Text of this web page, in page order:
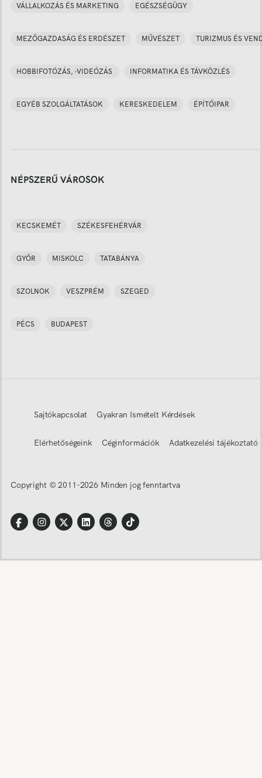
VÁLLALKOZÁS ÉS MARKETING EGÉSZSÉGÜGY
MEZŐGAZDASÁG ÉS ERDÉSZET MŰVÉSZET TURIZMUS ÉS
HOBBIFOTÓZÁS, -VIDEÓZÁS INFORMATIKA ÉS TÁVKÖZLÉS
EGYÉB SZOLGÁLTATÁSOK KERESKEDELEM ÉPÍTŐIPAR
NÉPSZERŰ VÁROSOK
KECSKEMÉT SZÉKESFEHÉRVÁR
GYŐR MISKOLC TATABÁNYA
SZOLNOK VESZPRÉM SZEGED
PÉCS BUDAPEST
Sajtókapcsolat Gyakran Ismételt Kérdések
Elérhetőségeink Céginformációk Adatkezelési tájékoztató
Copyright © 2011-2026 Minden jog fenntartva